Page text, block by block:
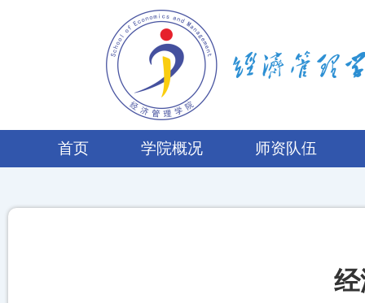
首页 学院概况 师资队伍